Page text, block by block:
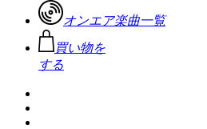
オンエア楽曲一覧
買い物を
する